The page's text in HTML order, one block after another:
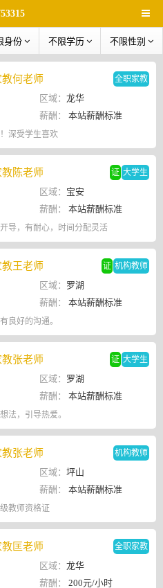
身份 不限学历 不限性别
何老师 全职家教
区域： 龙华
薪酬： 本站薪酬标准
深受学生喜欢
陈老师 证 大学生
区域： 宝安
薪酬： 本站薪酬标准
导，有耐心，时间分配灵活
王老师 证 机构教师
区域： 罗湖
薪酬： 本站薪酬标准
良好的沟通。
张老师 证 大学生
区域： 罗湖
薪酬： 本站薪酬标准
法，引导热爱。
张老师 机构教师
区域： 坪山
薪酬： 本站薪酬标准
教师资格证
匡老师 全职家教
区域： 龙华
薪酬： 200元/小时